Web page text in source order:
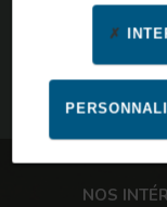
Par
NOS